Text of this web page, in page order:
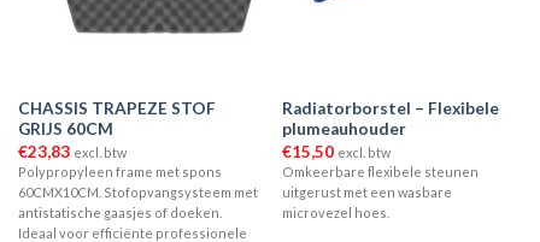
CHASSIS TRAPEZE STOF
GRIJS 60CM
€23,83 excl. btw
Polypropyleen frame met spons
60CMX10CM. Stofopvangsysteem met
antistatische gaasjes of doeken.
Ideaal voor efficiënte professionele
Radiatorborstel – Flexibele
plumeauhouder
€15,50 excl. btw
Omkeerbare flexibele steunen
uitgerust met een wasbare
microvezel hoes.